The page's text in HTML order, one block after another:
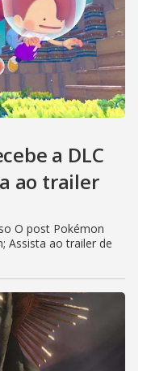
a DLC
ao trailer
O post Pokémon
Assista ao trailer de